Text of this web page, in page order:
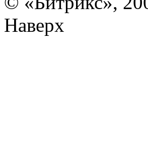
Наверх